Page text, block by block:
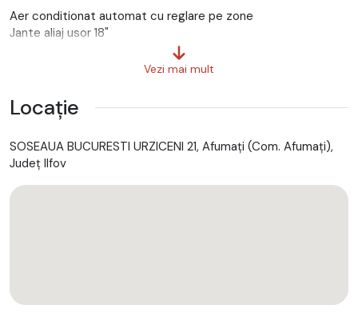
Aer conditionat automat cu reglare pe zone
Jante aliaj usor 18"
Suspensie reglabila electronic
Tractiune integrala automata
Faruri ceata
Sistem ABS, ESP, control tractiune
ISOFIX
Oglinzi reglabile electric si incalzite
Geamuri electrice fata si spate
Volan multifunctional imbracat in piele
Consum mixt: 7.4 l/100km
Vezi mai mult
Locație
SOSEAUA BUCURESTI URZICENI 21, Afumaţi (Com. Afumaţi),
Județ Ilfov